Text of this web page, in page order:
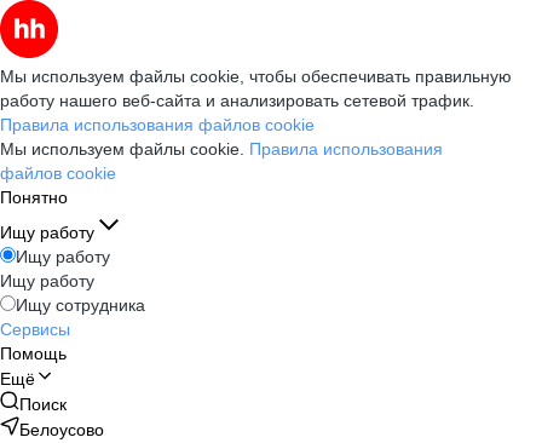
Мы используем файлы cookie, чтобы обеспечивать правильную
работу нашего веб-сайта и анализировать сетевой трафик.
Правила использования файлов cookie
Мы используем файлы cookie. Правила использования
файлов cookie
Понятно
Ищу работу
Ищу работу
Ищу работу
Ищу сотрудника
Сервисы
Помощь
Ещё
Поиск
Белоусово